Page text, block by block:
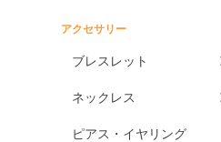
アクセサリー
ブレスレット
ネックレス
ピアス・イヤリング